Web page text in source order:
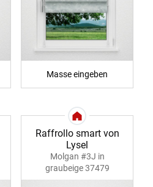
Masse eingeben
Raffrollo smart von
Lysel
Molgan #3J in
graubeige 37479